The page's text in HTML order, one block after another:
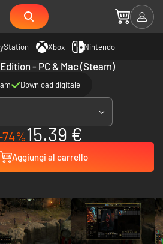
Xbox Nintendo
- PC & Mac (Steam)
Download digitale
15.39 €
Aggiungi al carrello